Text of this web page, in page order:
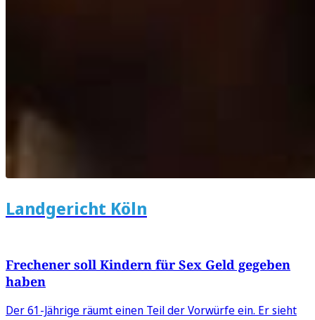
Landgericht Köln
Frechener soll Kindern für Sex Geld gegeben
haben
Der 61-Jährige räumt einen Teil der Vorwürfe ein. Er sieht